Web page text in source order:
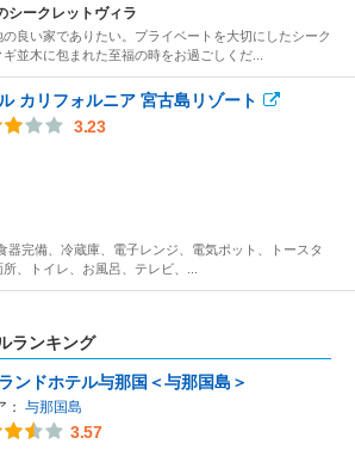
シークレットヴィラ
良い家でありたい。プライベートを大切にしたシーク
並木に包まれた至福の時をお過ごしくだ...
カリフォルニア 宮古島リゾート
3.23
器完備、冷蔵庫、電子レンジ、電気ポット、トースタ
、トイレ、お風呂、テレビ、...
ランキング
ンドホテル与那国＜与那国島＞
： 与那国島
3.57